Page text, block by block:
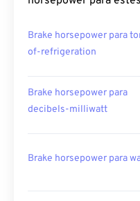
Brake horsepower para
of-refrigeration
Brake horsepower para
decibels-milliwatt
Brake horsepower para